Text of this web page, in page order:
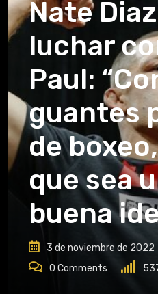
Nate
luchar
Paul:
guantes
de
que sea
buena
3 de noviembre de 2022
0 Comments